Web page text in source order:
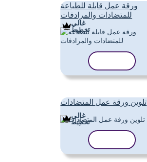
ورقة عمل قابلة للطباعة
للمتضادات والمرادفات
غالي
تَخطِيط
تلوين ورقة عمل المتضادات
غالي
تَخطِيط